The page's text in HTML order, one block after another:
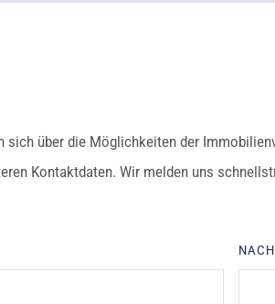
über die Möglichkeiten der
Kontaktdaten. Wir melden uns